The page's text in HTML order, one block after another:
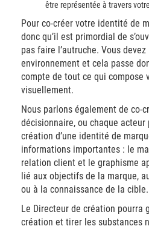
être représentée à travers
Pour co-créer votre identité de
donc qu’il est primordial de
pas faire l’autruche. Vous
environnement et cela passe
compte de tout ce qui compose
visuellement.
Nous parlons également de co-
décisionnaire, ou chaque
création d’une identité de
informations importantes : le
relation client et le graphisme
lié aux objectifs de la marque,
ou à la connaissance de la cible.
Le Directeur de création pourra
création et tirer les substances